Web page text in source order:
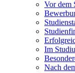
Vor dem
Im
Nach